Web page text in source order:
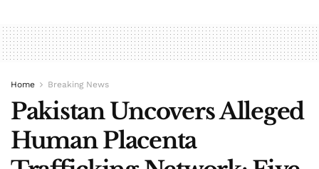
Home Breaking News
Pakistan Uncovers Alleged
Human Placenta